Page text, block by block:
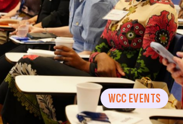
WCC EVENTS